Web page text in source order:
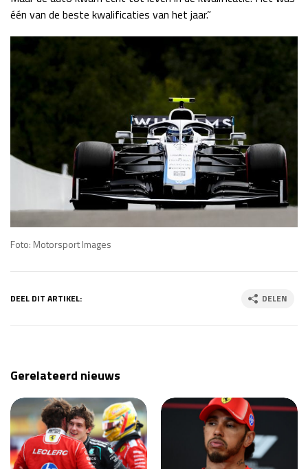
één van de beste kwalificaties van het jaar.”
Foto: Motorsport Images
DEEL DIT ARTIKEL: DELEN
Gerelateerd nieuws